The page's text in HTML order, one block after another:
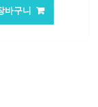
바구니